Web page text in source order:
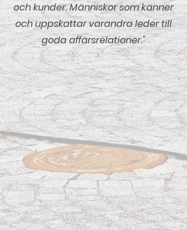
och kunder. Människor som känner
och uppskattar varandra leder till
goda affärsrelationer."